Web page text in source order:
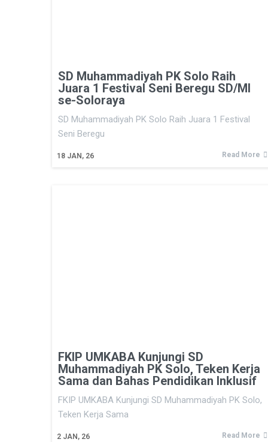
SD Muhammadiyah PK Solo Raih
Juara 1 Festival Seni Beregu SD/MI
se-Soloraya
18 JAN, 26
SD Muhammadiyah PK Solo Raih Juara 1 Festival
Seni Beregu
Read More
FKIP UMKABA Kunjungi SD
Muhammadiyah PK Solo, Teken Kerja
Sama dan Bahas Pendidikan Inklusif
2 JAN, 26
FKIP UMKABA Kunjungi SD Muhammadiyah PK Solo,
Teken Kerja Sama
Read More